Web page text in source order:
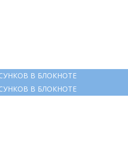
В БЛОКНОТЕ
В БЛОКНОТЕ